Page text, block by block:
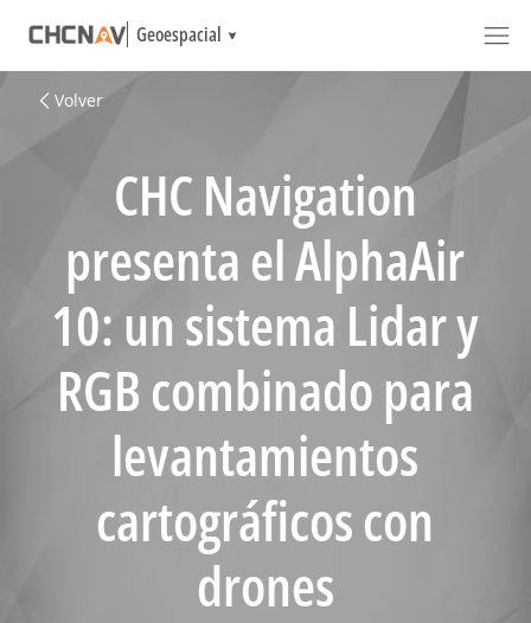
Geoespacial
Volver
CHC Navigation
presenta el AlphaAir
10: un sistema Lidar y
RGB combinado para
levantamientos
cartográficos con
drones